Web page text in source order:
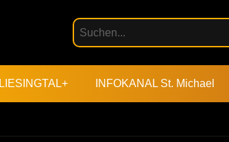
LIESINGTAL+ INFOKANAL St. Michael